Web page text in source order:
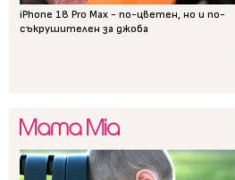
iPhone 18 Pro Max - по-цветен, но и по-
съкрушителен за джоба